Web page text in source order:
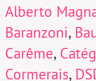
Alberto
Baranzoni,
Carême,
Cormerais,